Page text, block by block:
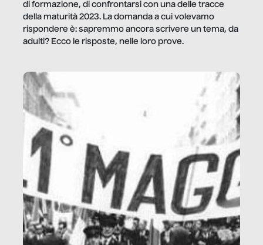
di formazione, di confrontarsi con una delle tracce
della maturità 2023. La domanda a cui volevamo
rispondere è: sapremmo ancora scrivere un tema, da
adulti? Ecco le risposte, nelle loro prove.